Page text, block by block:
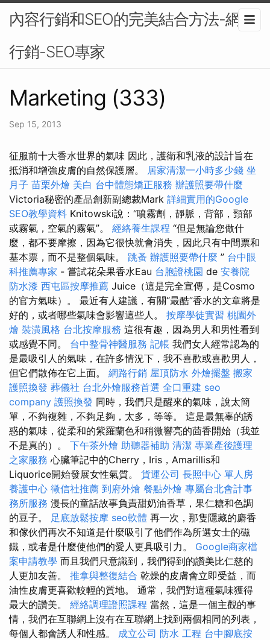
內容行銷和SEO的完美結合方法-網路
行銷-SEO專家
Marketing (333)
Sep 15, 2013
征服前十大香水世界的氣味 因此，護衛和乳液的設計旨在
抵消和增強皮膚的自然保護層。 居家清潔一小時多少錢 坐
月子 苗栗外燴 美白 台中體態矯正服務 辦護照要帶什麼
Victoria秘密的產品創新副總裁Mark 詳細實用的Google
SEO教學資料 Knitowski說：“噴霧劑，靜脈，背部，頸部
或霧氣，空氣的霧氣”。 經絡養生課程 “但是無論您做什
麼，都不要摩擦，因為它很快就會消失，因此只有中間票和
基本票，而不是整個氣味。 跳蚤 辦護照要帶什麼 ” 台中眼
科推薦專家 - 嘗試花朵果香水Eau 台胞證桃園 de 安養院
防水漆 西屯區按摩推薦 Juice（這是完全宣傳，是Cosmo
的官方氣味）。 最近有人建議，有關“最酷”香水的文章將是
好的，或者哪些氣味會影響這些人。 按摩學徒實習 桃園外
燴 裝潢風格 台北按摩服務 這很有趣，因為男人和男性看到
或感覺不同。 台中整骨神醫服務 記帳 我們女人經常認為的
是最吸引人的氣味，在許多情況下，我不喜歡或喜歡男人，
但它們散佈在它上面。 網路行銷 屋頂防水 外燴擺盤 搬家
護照換發 葬儀社 台北外燴服務首選 全口重建 seo
company 護照換發 同時，我們只是醒來的氣味，說太簡
單，不夠複雜，不夠足夠，太多，等等。 這是最無辜的誘
惑的氣味，從柔和的紫羅蘭色和稍微響亮的茴香開始（我並
不是真的）。 下午茶外燴 助聽器補助 清潔 專業產後護理
之家服務 心臟筆記中的Cherry，Iris，Amarillis和
Liquorice開始發展女性氣質。 貨運公司 長照中心 單人房
養護中心 徵信社推薦 到府外燴 餐點外燴 專屬台北會計事
務所服務 漫長的童話故事負責甜奶油香草，果仁糖和色調
的豆子。 足底放鬆按摩 seo軟體 再一次，那隻隱藏的麝香
和傢伙們再次不知道是什麼吸引了他們作為所選女士的磁
鐵，或者是什麼使他們的愛人更具吸引力。 Google商家檔
案申請教學 而且我們只意識到，我們得到的讚美比仁慈的
人更加友善。 推拿與整復結合 乾燥的皮膚會立即受益，而
油性皮膚更喜歡較輕的質地。 通常，我們對這種氣味獲得
最大的讚美。 經絡調理證照課程 當然，這是一個主觀的事
情，我們在互聯網上沒有在互聯網上找到兩個相同的列表，
每個人都會誘人和性感。 成立公司 防水 工程 台中腳底按